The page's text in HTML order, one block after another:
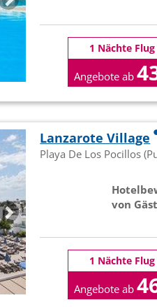
1 Nächte
Angebote ab
Lanzarote Village
Playa De Los Pocillos
von
1 Nächte
Angebote ab